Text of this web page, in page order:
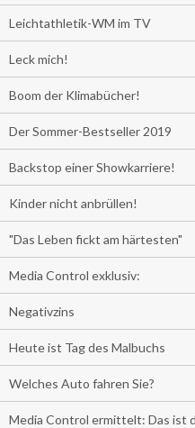
Leichtathletik-WM im TV
Leck mich!
Boom der Klimabücher!
Der Sommer-Bestseller 2019
Backstop einer Showkarriere!
Kinder nicht anbrüllen!
"Das Leben fickt am härtesten"
Media Control exklusiv:
Negativzins
Heute ist Tag des Malbuchs
Welches Auto fahren Sie?
Media Control ermittelt: Das ist